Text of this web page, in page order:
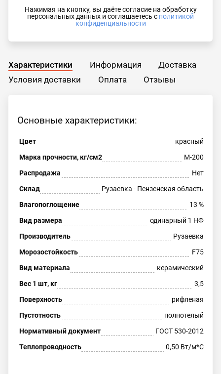
Нажимая на кнопку, вы даёте согласие на обработку
персональных данных и соглашаетесь с политикой
конфиденциальности
Характеристики Информация
Доставка
Условия доставки
Оплата Отзывы
Основные характеристики:
Цвет
красный
Марка прочности, кг/см2
М-200
Распродажа
Нет
Склад
Рузаевка - Пензенская область
Влагопоглощение
13 %
Вид размера
одинарный 1 НФ
Производитель
Рузаевка
Морозостойкость
F75
Вид материала
керамический
Вес 1 шт, кг
3,5
Поверхность
рифленая
Пустотность
полнотелый
Нормативный документ
ГОСТ 530-2012
Теплопроводность
0,50 Вт/м*С